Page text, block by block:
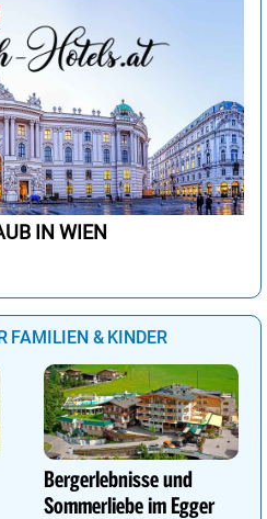
IN WIEN
FAMILIEN & KINDER
Bergerlebnisse und
Sommerliebe im Egger